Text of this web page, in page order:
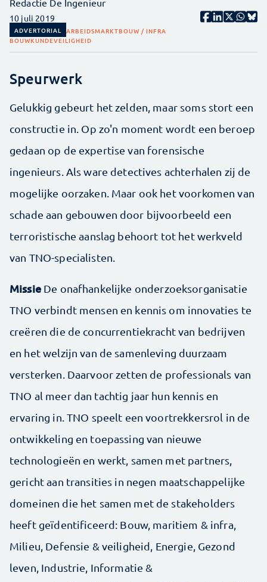
Redactie De Ingenieur
10 juli 2019
ADVERTORIAL ARBEIDSMARKTBOUW / INFRA
BOUWKUNDEVEILIGHEID
Speurwerk
Gelukkig gebeurt het zelden, maar soms stort een
constructie in. Op zo'n moment wordt een beroep
gedaan op de expertise van forensische
ingenieurs. Als ware detectives achterhalen zij de
mogelijke oorzaken. Maar ook het voorkomen van
schade aan gebouwen door bijvoorbeeld een
terroristische aanslag behoort tot het werkveld
van TNO-specialisten.
MissieDe onafhankelijke onderzoeksorganisatie
TNO verbindt mensen en kennis om innovaties te
creëren die de concurrentiekracht van bedrijven
en het welzijn van de samenleving duurzaam
versterken. Daarvoor zetten de professionals van
TNO al meer dan tachtig jaar hun kennis en
ervaring in. TNO speelt een voortrekkersrol in de
ontwikkeling en toepassing van nieuwe
technologieën en werkt, samen met partners,
gericht aan transities in negen maatschappelijke
domeinen die het samen met de stakeholders
heeft geïdentificeerd: Bouw, maritiem & infra,
Milieu, Defensie & veiligheid, Energie, Gezond
leven, Industrie, Informatie &